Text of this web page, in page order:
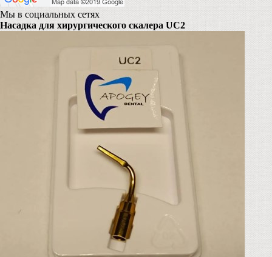
Мы в социальных сетях
Насадка для хирургического скалера UC2